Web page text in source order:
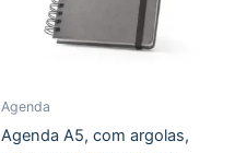
Agenda
Agenda A5, com argolas,